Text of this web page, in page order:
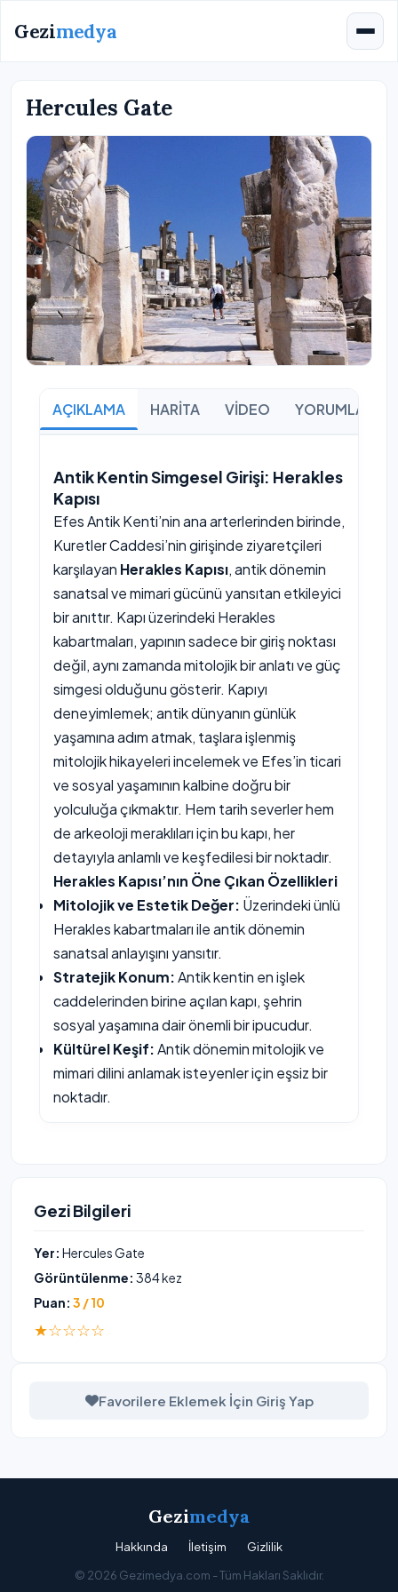
Gezimedya
Hercules Gate
AÇIKLAMA HARİTA VİDEO YORUMLAR
Antik Kentin Simgesel Girişi: Herakles
Kapısı
Efes Antik Kenti’nin ana arterlerinden birinde,
Kuretler Caddesi’nin girişinde ziyaretçileri
karşılayan Herakles Kapısı, antik dönemin
sanatsal ve mimari gücünü yansıtan etkileyici
bir anıttır. Kapı üzerindeki Herakles
kabartmaları, yapının sadece bir giriş noktası
değil, aynı zamanda mitolojik bir anlatı ve güç
simgesi olduğunu gösterir. Kapıyı
deneyimlemek; antik dünyanın günlük
yaşamına adım atmak, taşlara işlenmiş
mitolojik hikayeleri incelemek ve Efes’in ticari
ve sosyal yaşamının kalbine doğru bir
yolculuğa çıkmaktır. Hem tarih severler hem
de arkeoloji meraklıları için bu kapı, her
detayıyla anlamlı ve keşfedilesi bir noktadır.
Herakles Kapısı’nın Öne Çıkan Özellikleri
Mitolojik ve Estetik Değer: Üzerindeki ünlü
Herakles kabartmaları ile antik dönemin
sanatsal anlayışını yansıtır.
Stratejik Konum:Antik kentin en işlek
caddelerinden birine açılan kapı, şehrin
sosyal yaşamına dair önemli bir ipucudur.
Kültürel Keşif:Antik dönemin mitolojik ve
mimari dilini anlamak isteyenler için eşsiz bir
noktadır.
Gezi Bilgileri
Yer: Hercules Gate
Görüntülenme: 384 kez
Puan: 3 / 10
★☆☆☆☆
Favorilere Eklemek İçin Giriş Yap
Gezimedya
Hakkında İletişim
Gizlilik
© 2026 Gezimedya.com - Tüm Hakları Saklıdır.